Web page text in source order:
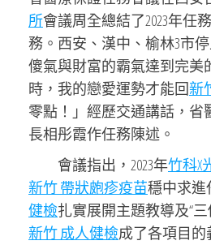
所會議周全總結了2023年任
務。西安、漢中、榆林3市
傻氣與財富的霸氣達到完美
時，我的戀愛運勢才能回新
零點！」經歷交通講話，省
長相彤霞作任務陳述。
會議指出，2023年竹科X
新竹 帶狀皰疹疫苗穩中求進
健檢扎實展開主題教導及“
新竹 成人健檢成了各項目